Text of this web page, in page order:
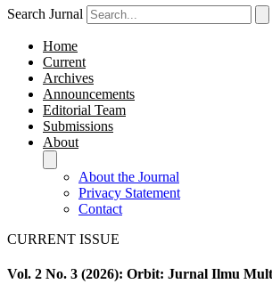
Search Jurnal
Home
Current
Archives
Announcements
Editorial Team
Submissions
About
About the Journal
Privacy Statement
Contact
CURRENT ISSUE
Vol. 2 No. 3 (2026): Orbit: Jurnal Ilmu